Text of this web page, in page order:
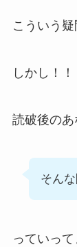
こういう疑
しかし！！
読破後のあ
そん
っていって